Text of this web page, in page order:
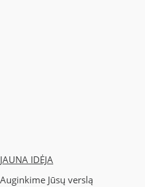
JAUNA IDĖJA
Auginkime Jūsų verslą